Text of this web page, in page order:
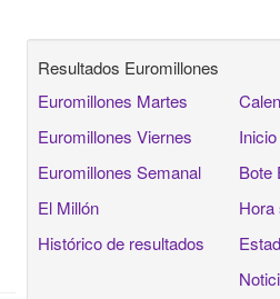
Resultados Euromillones
Euromillones Martes
Euromillones Viernes
Euromillones Semanal
El Millón
Histórico de resultados
Inicio
Bote
Hora